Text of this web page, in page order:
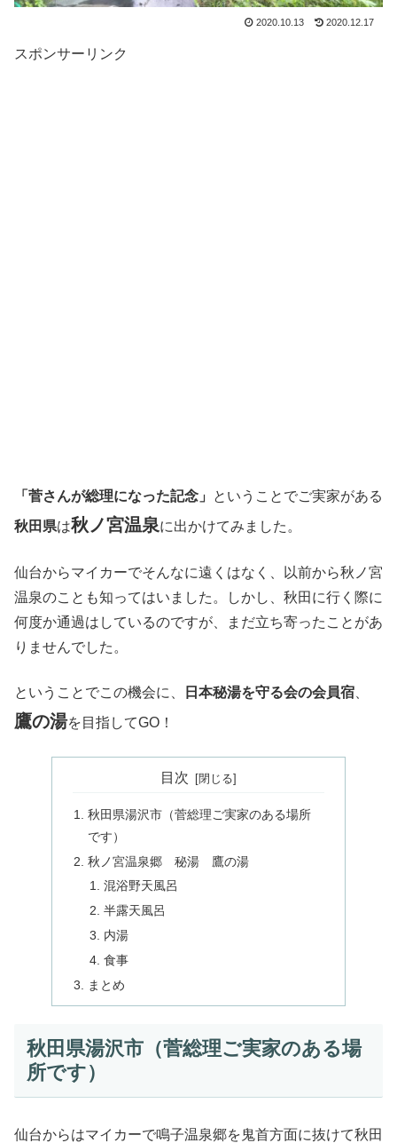
2020.10.13 2020.12.17
スポンサーリンク
「菅さんが総理になった記念」
ということでご実家がある
秋田県は秋ノ宮温泉に出かけてみました。
仙台からマイカーでそんなに遠くはなく、以前から秋ノ宮
温泉のことも知ってはいました。しかし、秋田に行く際に
何度か通過はしているのですが、まだ立ち寄ったことがあ
りませんでした。
ということでこの機会に、 日本秘湯を守る会の会員宿
鷹の湯を目指してGO！
目次
秋田県湯沢市（菅総理ご実家のある場所
です）
秋ノ宮温泉郷 秘湯 鷹の湯
混浴野天風呂
半露天風呂
内湯
食事
まとめ
秋田県湯沢市（菅総理ご実家のある場
所です）
仙台からはマイカーで鳴子温泉郷を鬼首方面に抜けて秋田